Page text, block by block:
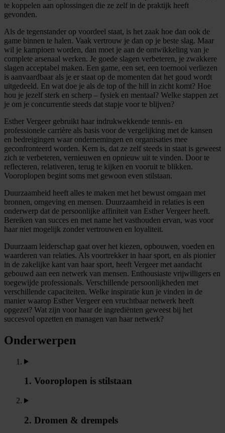
te koppelen aan oplossingen die ze zelf in de praktijk heeft
gevonden.
Als de tegenstander op voordeel staat, is het zaak hoe dan ook de
game binnen te halen. Vaak vertrouw je dan op je beste slag. Maar
wil je kampioen worden, dan moet je aan de ontwikkeling van je
complete arsenaal werken. Je goede slagen verbeteren, je zwakkere
slagen acceptabel maken. Een game, een set, een toernooi verliezen
is aanvaardbaar als je er staat op de momenten dat het goud wordt
uitgedeeld. En wat doe je als de top of the hill in zicht komt? Hoe
hou je jezelf sterk en scherp – fysiek en mentaal? Welke stappen zet
je om je concurrentie steeds dat stapje voor te blijven?
Esther Vergeer gebruikt haar indrukwekkende tennis- en
professionele carrière als basis voor de vergelijking met de kansen
en bedreigingen waar ondernemingen en organisaties mee
geconfronteerd worden. Kern is, dat ze zelf steeds in staat is geweest
zich te verbeteren, vernieuwen en opnieuw uit te vinden. Door te
reflecteren, relativeren, terug te kijken en vooruit te blikken.
Vooroplopen begint soms met gewoon even stilstaan.
Duurzaamheid heeft alles te maken met het bewust omgaan met
bronnen, omgeving en mensen. Duurzaamheid in relaties is een
onderwerp dat de persoonlijke affiniteit van Esther Vergeer heeft.
Bereiken van succes en met name het vasthouden ervan, was voor
haar niet mogelijk zonder vertrouwen en loyaliteit.
Duurzaam leiderschap gaat over het kiezen, opbouwen, voeden en
waarderen van relaties. Als voortrekker in haar sport, en als pionier
in de zakelijke kant van haar sport, heeft Vergeer met aandacht
gebouwd aan een netwerk van mensen. Enthousiaste vrijwilligers en
toegewijde professionals. Verschillende persoonlijkheden met
verschillende capaciteiten. Welke inspiratie kun je vinden in de
manier waarop Esther Vergeer een vruchtbaar netwerk heeft
opgezet? Wat zijn voor haar de ingrediënten geweest bij het
succesvol opzetten en managen van haar netwerk?
Onderwerpen
1. Vooroplopen is stilstaan
2. Dromen & drempels